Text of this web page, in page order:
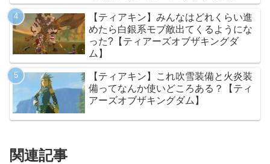
ム】
【ティアキン】みんなはどれくらい進
めたら白銀系モブ敵出てくるようにな
った?【ティアーズオブザキングダ
ム】
【ティアキン】これ吹雪装備と火炎装
備ってなんか使いどころある？【ティ
アーズオブザキングダム】
関連記事